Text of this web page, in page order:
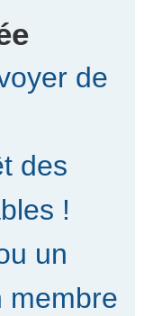
de
des
!
un
membre